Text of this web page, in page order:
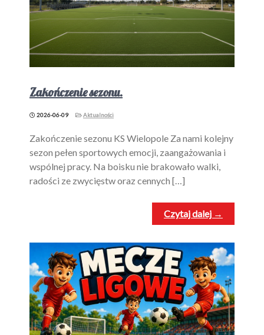
Zakończenie sezonu.
2026-06-09 Aktualności
Zakończenie sezonu KS Wielopole Za nami kolejny
sezon pełen sportowych emocji, zaangażowania i
wspólnej pracy. Na boisku nie brakowało walki,
radości ze zwycięstw oraz cennych […]
Czytaj dalej →